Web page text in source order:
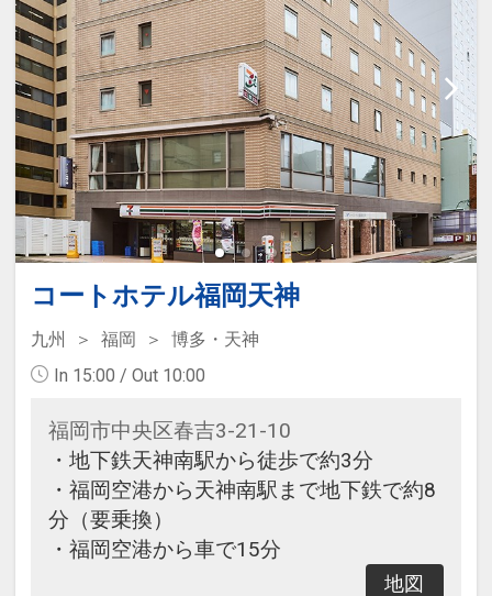
コートホテル福岡天神
九州 福岡
博多・天神
In 15:00 / Out 10:00
福岡市中央区春吉3-21-10
・地下鉄天神南駅から徒歩で約3分
・福岡空港から天神南駅まで地下鉄で約8
分（要乗換）
・福岡空港から車で15分
地図